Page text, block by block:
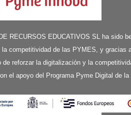
RECURSOS EDUCATIVOS SL ha sido
la competitividad de las PYMES, y gracias
de reforzar la digitalización y la
el apoyo del Programa Pyme Digital de